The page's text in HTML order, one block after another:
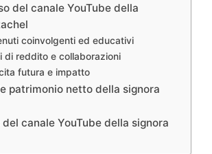
del canale YouTube della
coinvolgenti ed educativi
di reddito e collaborazioni
futura e impatto
patrimonio netto della signora
del canale YouTube della signora